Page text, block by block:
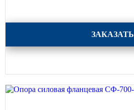
ЗАКАЗАТЬ